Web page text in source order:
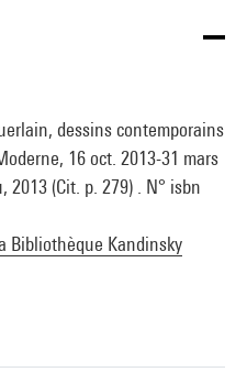
dessins contemporains
16 oct. 2013-31 mars
2013 (Cit. p. 279) . N° isbn
Bibliothèque Kandinsky